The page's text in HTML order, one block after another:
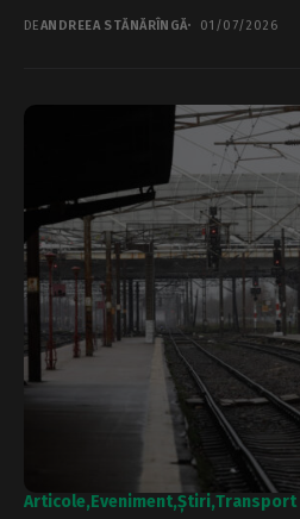
DEANDREEA STĂNĂRÎNGĂ 01/07/2026
Articole Eveniment Știri Transport